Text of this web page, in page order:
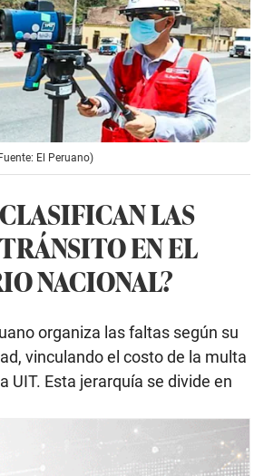
El Peruano)
LAS
EN EL
NACIONAL?
organiza las faltas según su
vinculando el costo de la multa
UIT. Esta jerarquía se divide en